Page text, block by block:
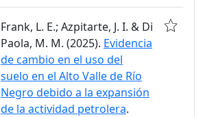
Frank, L. E.; Azpitarte, J. I. & Di
Paola, M. M. (2025). Evidencia
de cambio en el uso del
suelo en el Alto Valle de Río
Negro debido a la expansión
de la actividad petrolera.